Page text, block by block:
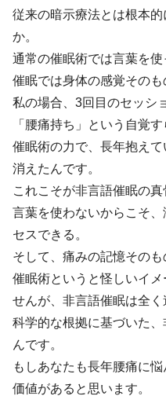
従来の暗示療法とは根本
か。
通常の催眠術では言葉を
催眠では身体の感覚そのも
私の場合、3回目のセッシ
「腰痛持ち」という自覚
催眠術の力で、長年抱え
消えたんです。
これこそが非言語催眠の真
言葉を使わないからこそ
セスできる。
そして、痛みの記憶そのも
催眠術というと怪しいイ
せんが、非言語催眠は全く
科学的な根拠に基づいた
んです。
もしあなたも長年腰痛に
価値があると思います。